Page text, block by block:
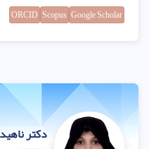
Google Scholar
Scopus
ORCID
دکتر